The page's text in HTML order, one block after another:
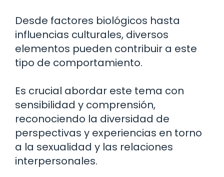
Desde factores biológicos hasta
influencias culturales, diversos
elementos pueden contribuir a este
tipo de comportamiento.
Es crucial abordar este tema con
sensibilidad y comprensión,
reconociendo la diversidad de
perspectivas y experiencias en torno
a la sexualidad y las relaciones
interpersonales.